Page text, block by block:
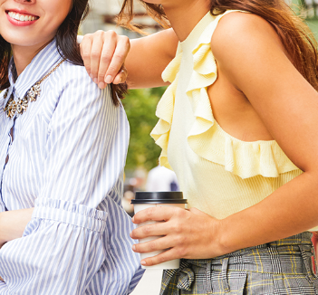
Servizi di ritocco gioielli Dati di Addestramento AI